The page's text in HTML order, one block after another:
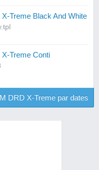
Treme Black And White
Treme Conti
DRD X-Treme par dates